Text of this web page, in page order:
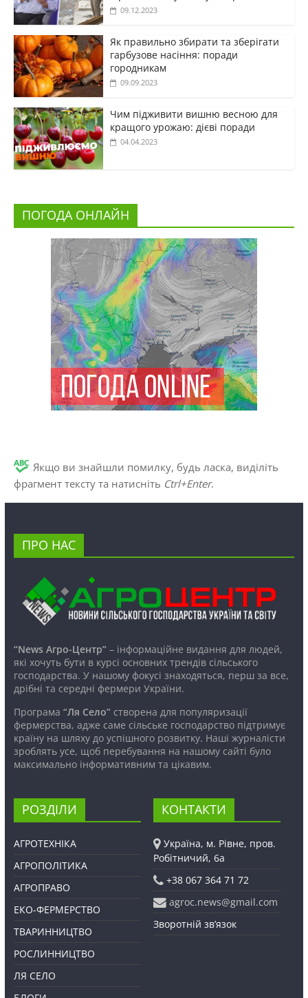
09.12.2023
Як правильно збирати та зберігати
гарбузове насіння: поради
городникам
09.09.2023
Чим підживити вишню весною для
кращого урожаю: дієві поради
04.04.2023
ПОГОДА ОНЛАЙН
Якщо ви знайшли помилку, будь ласка, виділіть
фрагмент тексту та натисніть Ctrl+Enter.
ПРО НАС
“News Агро-Центр”– інформаційне видання для людей,
які хочуть бути в курсі основних трендів сільського
господарства. У нашому фокусі знаходяться, перш за все,
дрібні та середні фермери України.
Програма “Ля Село”створена для популяризації
фермерства, адже саме сільське господарство підтримує
країну на шляху до успішного розвитку. Наші журналісти
зроблять усе, щоб перебування на нашому сайті було
максимально інформативним та цікавим.
РОЗДІЛИ
АГРОТЕХНІКА
АГРОПОЛІТИКА
АГРОПРАВО
ЕКО-ФЕРМЕРСТВО
ТВАРИННИЦТВО
РОСЛИННИЦТВО
ЛЯ СЕЛО
КОНТАКТИ
Україна, м. Рівне, пров.
Робітничий, 6а
+38 067 364 71 72
agroc.news@gmail.com
Зворотній зв’язок